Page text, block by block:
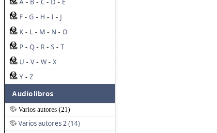
A - B - C - D - E
F - G - H - I - J
K - L - M - N - O
P - Q - R - S - T
U - V - W - X
Y - Z
Audiolibros
Varios autores (21)
Varios autores 2 (14)